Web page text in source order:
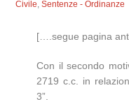
Civile,Sentenze - Ordinanze
[….segue pagina
Con il secondo
2719 c.c. in
3”.